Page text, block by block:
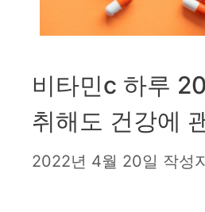
비타민c 하루
취해도 건강에
2022년 4월 20일 작성